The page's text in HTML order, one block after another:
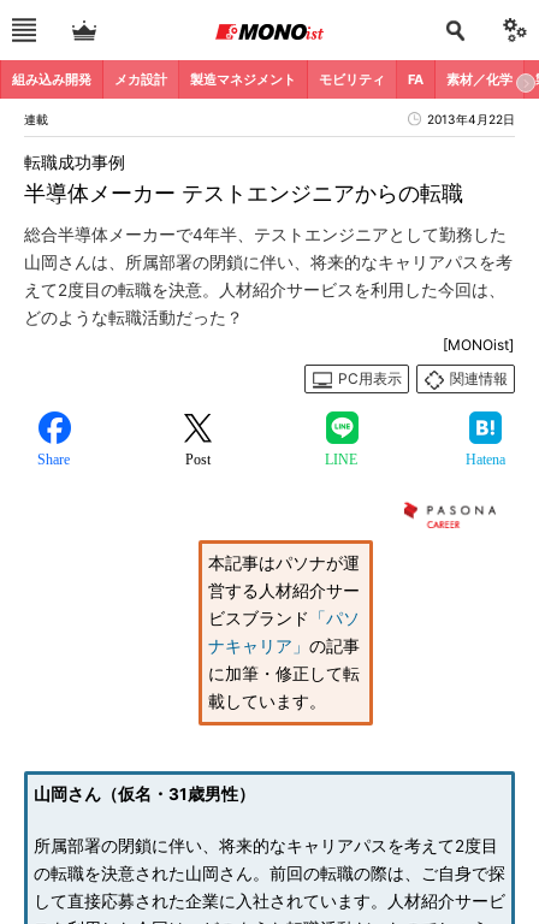
組み込み開発 メカ設計 製造マネジメント モビリティ FA 素材／化学
連載 2013年4月22日
半導体メーカー テストエンジニアからの転職
転職成功事例
総合半導体メーカーで4年半、テストエンジニアとして勤務した
山岡さんは、所属部署の閉鎖に伴い、将来的なキャリアパスを考
えて2度目の転職を決意。人材紹介サービスを利用した今回は、
どのような転職活動だった？
[MONOist]
PC用表示
関連情報
Share Post LINE Hatena
本記事はパソナが運
営する人材紹介サー
ビスブランド
「パソ
ナキャリア」 の記事
に加筆・修正して転
載しています。
山岡さん（仮名・31歳男性）
所属部署の閉鎖に伴い、将来的なキャリアパスを考えて2度目
の転職を決意された山岡さん。前回の転職の際は、ご自身で探
して直接応募された企業に入社されています。人材紹介サービ